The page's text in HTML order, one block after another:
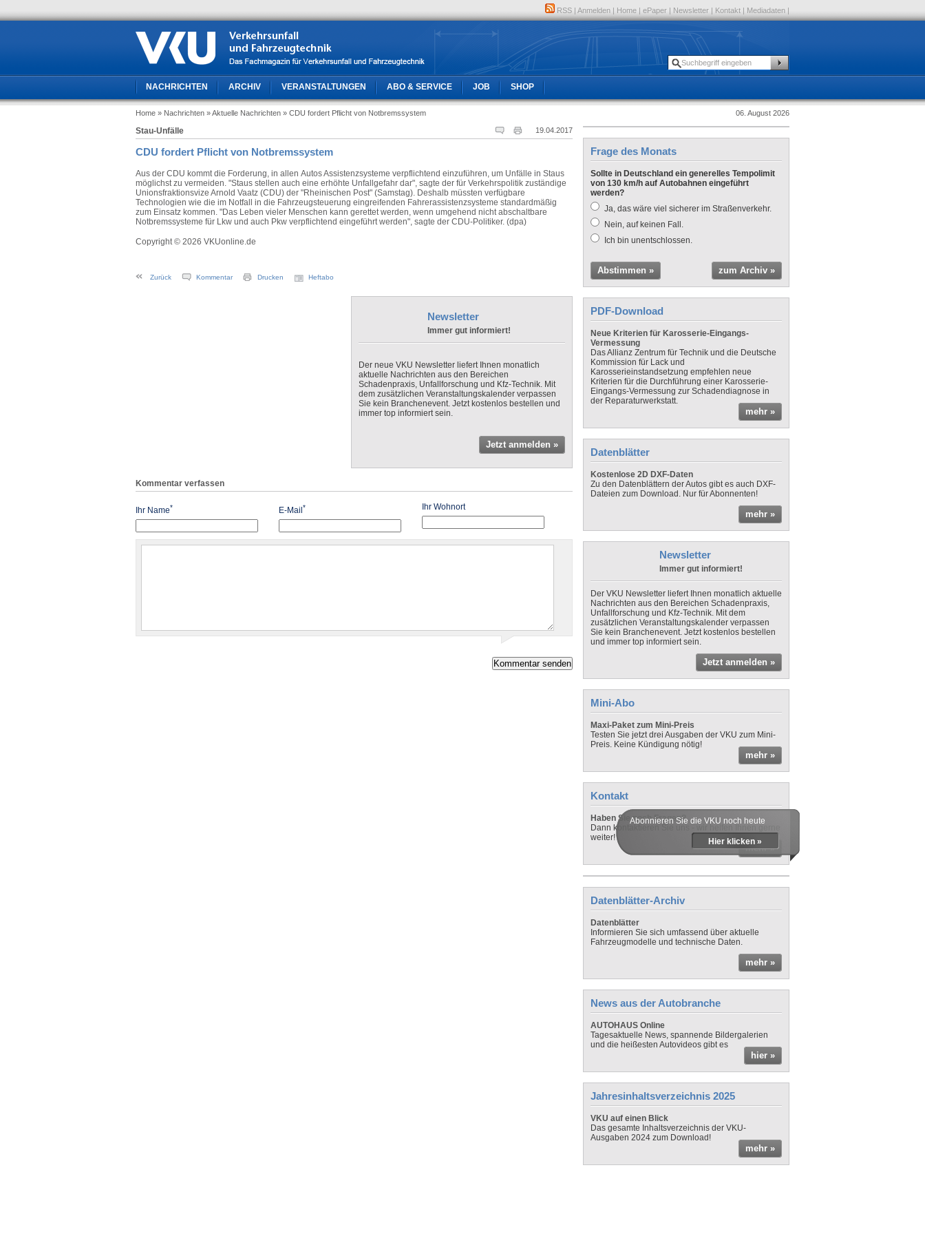
RSS | Anmelden | Home | ePaper | Newsletter | Kontakt | Mediadaten |
NACHRICHTEN ARCHIV VERANSTALTUNGEN ABO & SERVICE JOB SHOP
Home » Nachrichten » Aktuelle Nachrichten » CDU fordert Pflicht von Notbremssystem 06. August 2026
19.04.2017
Stau-Unfälle
CDU fordert Pflicht von Notbremssystem
Aus der CDU kommt die Forderung, in allen Autos Assistenzsysteme verpflichtend einzuführen, um Unfälle in Staus
möglichst zu vermeiden. "Staus stellen auch eine erhöhte Unfallgefahr dar", sagte der für Verkehrspolitik zuständige
Unionsfraktionsvize Arnold Vaatz (CDU) der "Rheinischen Post" (Samstag). Deshalb müssten verfügbare
Technologien wie die im Notfall in die Fahrzeugsteuerung eingreifenden Fahrerassistenzsysteme standardmäßig
zum Einsatz kommen. "Das Leben vieler Menschen kann gerettet werden, wenn umgehend nicht abschaltbare
Notbremssysteme für Lkw und auch Pkw verpflichtend eingeführt werden", sagte der CDU-Politiker. (dpa)
Copyright © 2026 VKUonline.de
Zurück Kommentar Drucken Heftabo
Newsletter
Immer gut informiert!
Der neue VKU Newsletter liefert Ihnen monatlich
aktuelle Nachrichten aus den Bereichen
Schadenpraxis, Unfallforschung und Kfz-Technik. Mit
dem zusätzlichen Veranstaltungskalender verpassen
Sie kein Branchenevent. Jetzt kostenlos bestellen und
immer top informiert sein.
Jetzt anmelden »
Kommentar verfassen
Ihr Name* E-Mail * Ihr Wohnort
Frage des Monats
Sollte in Deutschland ein generelles Tempolimit
von 130 km/h auf Autobahnen eingeführt
werden?
Ja, das wäre viel sicherer im Straßenverkehr.
Nein, auf keinen Fall.
Ich bin unentschlossen.
Abstimmen » zum Archiv »
PDF-Download
Neue Kriterien für Karosserie-Eingangs-
Vermessung
Das Allianz Zentrum für Technik und die Deutsche
Kommission für Lack und
Karosserieinstandsetzung empfehlen neue
Kriterien für die Durchführung einer Karosserie-
Eingangs-Vermessung zur Schadendiagnose in
der Reparaturwerkstatt.
mehr »
Datenblätter
Kostenlose 2D DXF-Daten
Zu den Datenblättern der Autos gibt es auch DXF-
Dateien zum Download. Nur für Abonnenten!
mehr »
Newsletter
Immer gut informiert!
Der VKU Newsletter liefert Ihnen monatlich aktuelle
Nachrichten aus den Bereichen Schadenpraxis,
Unfallforschung und Kfz-Technik. Mit dem
zusätzlichen Veranstaltungskalender verpassen
Sie kein Branchenevent. Jetzt kostenlos bestellen
und immer top informiert sein.
Jetzt anmelden »
Mini-Abo
Maxi-Paket zum Mini-Preis
Testen Sie jetzt drei Ausgaben der VKU zum Mini-
Preis. Keine Kündigung nötig!
mehr »
Kontakt
Haben Sie noch Fragen?
Dann kontaktieren Sie uns - wir helfen Ihnen gerne
weiter!
mehr »
Abonnieren Sie die VKU noch heute
Hier klicken »
Datenblätter-Archiv
Datenblätter
Informieren Sie sich umfassend über aktuelle
Fahrzeugmodelle und technische Daten.
mehr »
News aus der Autobranche
AUTOHAUS Online
Tagesaktuelle News, spannende Bildergalerien
und die heißesten Autovideos gibt es
hier »
Jahresinhaltsverzeichnis 2025
VKU auf einen Blick
Das gesamte Inhaltsverzeichnis der VKU-
Ausgaben 2024 zum Download!
mehr »